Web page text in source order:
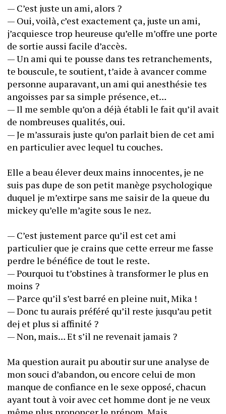
— C’est juste un ami, alors ?
— Oui, voilà, c’est exactement ça, juste un ami,
j’acquiesce trop heureuse qu’elle m’offre une porte
de sortie aussi facile d’accès.
— Un ami qui te pousse dans tes retranchements,
te bouscule, te soutient, t’aide à avancer comme
personne auparavant, un ami qui anesthésie tes
angoisses par sa simple présence, et…
— Il me semble qu’on a déjà établi le fait qu’il avait
— Je m’assurais juste qu’on parlait bien de cet ami
en particulier avec lequel tu couches.
Elle a beau élever deux mains innocentes, je ne
suis pas dupe de son petit manège psychologique
duquel je m’extirpe sans me saisir de la queue du
mickey qu’elle m’agite sous le nez.
— C’est justement parce qu’il est cet ami
particulier que je crains que cette erreur me fasse
— Pourquoi tu t’obstines à transformer le plus en
moins ?
— Parce qu’il s’est barré en pleine nuit, Mika !
— Donc tu aurais préféré qu’il reste jusqu’au petit
dej et plus si affinité ?
— Non, mais… Et s’il ne revenait jamais ?
Ma question aurait pu aboutir sur une analyse de
mon souci d’abandon, ou encore celui de mon
manque de confiance en le sexe opposé, chacun
ayant tout à voir avec cet homme dont je ne veux